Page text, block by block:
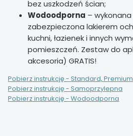
bez uszkodzeń ścian;
Wodoodporna –
zabezpieczona lakierem
kuchni, łazienek i innych
pomieszczeń. Zestaw do
akcesoria) GRATIS!
Pobierz instrukcję - Standard, Premium
Pobierz instrukcję - Samoprzylepna
Pobierz instrukcję - Wodoodporna